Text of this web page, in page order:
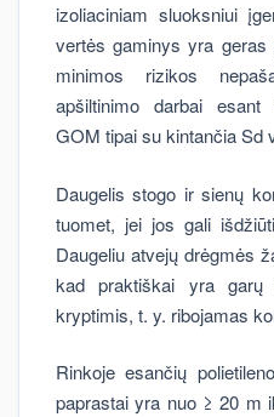
izoliaciniam sluoksniui
vertės gaminys yra geras
minimos rizikos
apšiltinimo darbai esant
GOM tipai su kintančia Sd
Daugelis stogo ir sienų
tuomet, jei jos gali
Daugeliu atvejų drėgmės
kad praktiškai yra garų
kryptimis, t. y. ribojamas
Rinkoje esančių
paprastai yra nuo ≥ 20 m